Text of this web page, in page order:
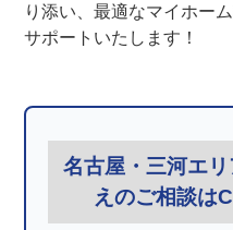
り添い、最適なマイホー
サポートいたします！
名古屋・三河エ
えのご相談は